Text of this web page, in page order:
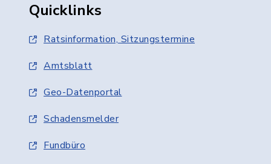
Quicklinks
Ratsinformation, Sitzungstermine
Amtsblatt
Geo-Datenportal
Schadensmelder
Fundbüro